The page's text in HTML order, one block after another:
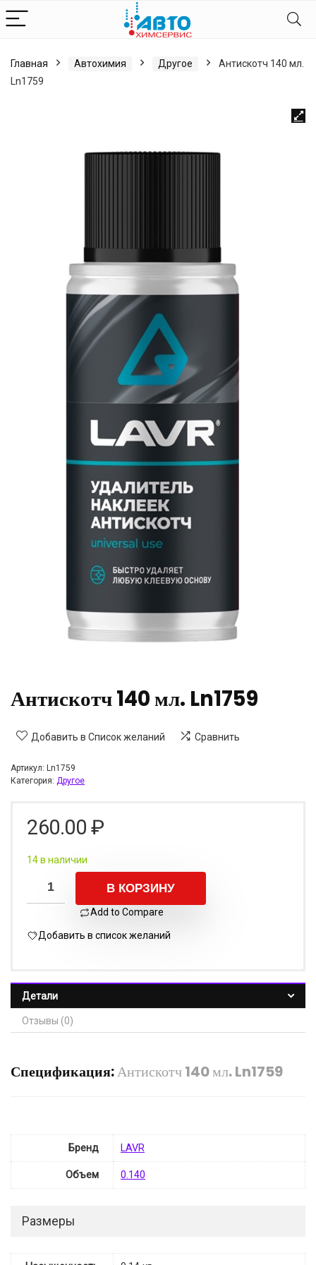
Главная Автохимия Другое
Антискотч 140 мл.
Ln1759
Антискотч 140 мл. Ln1759
Добавить в Список желаний Сравнить
Артикул: Ln1759
Категория: Другое
260.00 ₽
14 в наличии
В КОРЗИНУ
Add to Compare
Добавить в список желаний
Детали
Отзывы (0)
Спецификация:Антискотч 140 мл. Ln1759
Бренд LAVR
Объем 0.140
Размеры